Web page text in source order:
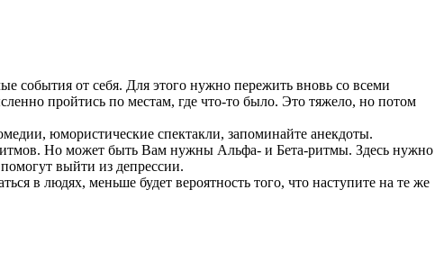
события от себя. Для этого нужно пережить вновь со всеми
пройтись по местам, где что-то было. Это тяжело, но потом
юмористические спектакли, запоминайте анекдоты.
Но может быть Вам нужны Альфа- и Бета-ритмы. Здесь нужно
выйти из депрессии.
в людях, меньше будет вероятность того, что наступите на те же